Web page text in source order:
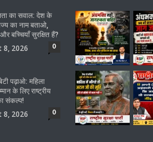
का सवाल: देश के
का नाम बताओ,
बच्चियाँ सुरक्षित हैं?
8, 2026 0
पढ़ाओ: महिला
के लिए राष्ट्रीय
का संकल्प!
8, 2026 0